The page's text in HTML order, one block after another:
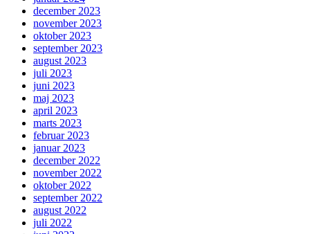
december 2023
november 2023
oktober 2023
september 2023
august 2023
juli 2023
juni 2023
maj 2023
april 2023
marts 2023
februar 2023
januar 2023
december 2022
november 2022
oktober 2022
september 2022
august 2022
juli 2022